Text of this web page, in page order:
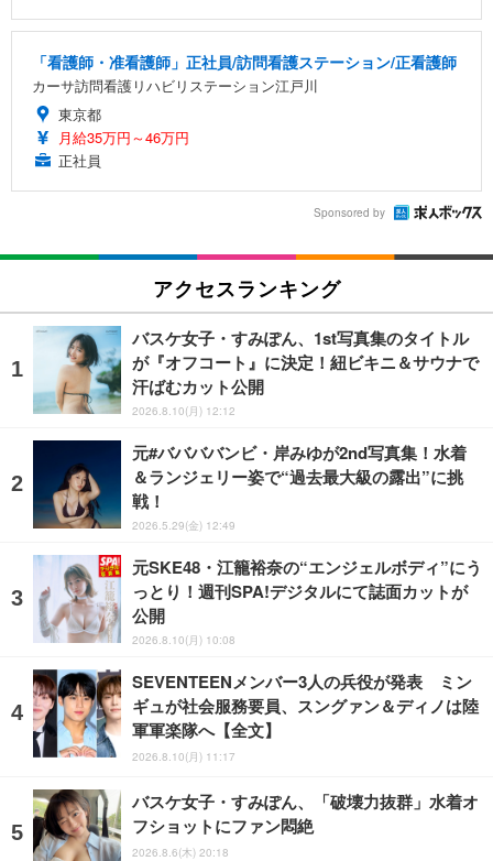
「看護師・准看護師」正社員/訪問看護ステーション/正看護師
カーサ訪問看護リハビリステーション江戸川
東京都
月給35万円～46万円
正社員
Sponsored by
アクセスランキング
バスケ女子・すみぽん、1st写真集のタイトル
が『オフコート』に決定！紐ビキニ＆サウナで
汗ばむカット公開
2026.8.10(月) 12:12
元#ババババンビ・岸みゆが2nd写真集！水着
＆ランジェリー姿で“過去最大級の露出”に挑
戦！
2026.5.29(金) 12:49
元SKE48・江籠裕奈の“エンジェルボディ”にう
っとり！週刊SPA!デジタルにて誌面カットが
公開
2026.8.10(月) 10:08
SEVENTEENメンバー3人の兵役が発表 ミン
ギュが社会服務要員、スングァン＆ディノは陸
軍軍楽隊へ【全文】
2026.8.10(月) 11:17
バスケ女子・すみぽん、「破壊力抜群」水着オ
フショットにファン悶絶
2026.8.6(木) 20:18